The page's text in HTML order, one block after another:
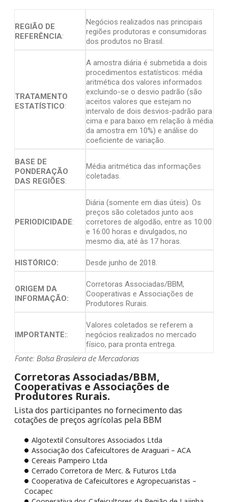
REGIÃO DE
REFERÊNCIA:
Negócios realizados nas principais
regiões produtoras e consumidoras
dos produtos no Brasil.
TRATAMENTO
ESTATÍSTICO:
A amostra diária é submetida a dois
procedimentos estatísticos: média
aritmética dos valores informados
excluindo-se o desvio padrão (são
aceitos valores que estejam no
intervalo de dois desvios-padrão para
cima e para baixo em relação à média
da amostra em 10%) e análise do
coeficiente de variação.
BASE DE
PONDERAÇÃO
DAS REGIÕES:
Média aritmética das informações
coletadas.
PERIODICIDADE:
Diária (somente em dias úteis). Os
preços são coletados junto aos
corretores de algodão, entre as 10:00
e 16:00 horas e divulgados, no
mesmo dia, até às 17 horas.
HISTÓRICO: Desde junho de 2018.
ORIGEM DA
INFORMAÇÃO:
Corretoras Associadas/BBM,
Cooperativas e Associações de
Produtores Rurais.
IMPORTANTE::
Valores coletados se referem a
negócios realizados no mercado
físico, para pronta entrega.
Fonte: Bolsa Brasileira de Mercadorias
Corretoras Associadas/BBM,
Cooperativas e Associações de
Produtores Rurais.
Lista dos participantes no fornecimento das
cotações de preços agrícolas pela BBM
Algotextil Consultores Associados Ltda
Associação dos Cafeicultores de Araguari – ACA
Cereais Pampeiro Ltda
Cerrado Corretora de Merc. & Futuros Ltda
Cooperativa de Cafeicultores e Agropecuaristas –
Cocapec